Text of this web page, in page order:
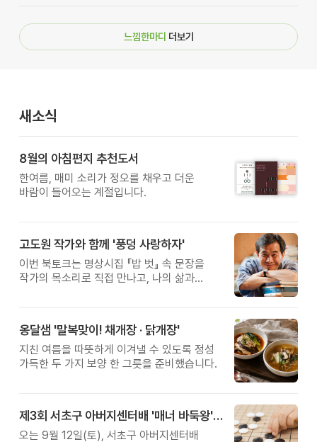
느낌한마디 더보기
새소식
8월의 아침편지 추천도서
한여름, 매미 소리가 정오를 채우고 더운
바람이 들어오는 계절입니다.
고도원 작가와 함께 '풍덩 사랑하자'
이번 북토크는 명상시집 『밥 벗』 속 문장을
작가의 목소리로 직접 만나고, 나의 삶과
옹달샘 '말복맞이! 채개장 · 닭개장'
지친 여름을 따뜻하게 이겨낼 수 있도록 정성
가득한 두 가지 보양 한 그릇을 준비했습니다.
제3회 서초구 아버지센터배 '매너 바둑왕' 대회
오는 9월 12일(토), 서초구 아버지센터배